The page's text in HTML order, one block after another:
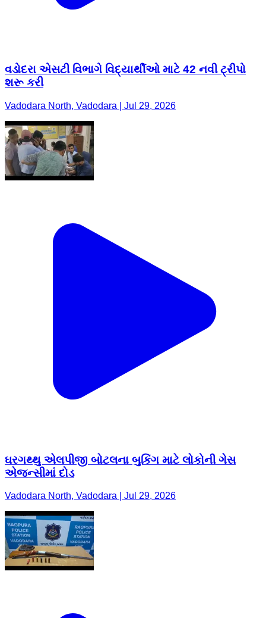
વડોદરા એસટી વિભાગે વિદ્યાર્થીઓ માટે 42 નવી ટ્રીપો
શરૂ કરી
Vadodara North, Vadodara | Jul 29, 2026
ઘરગથ્થુ એલપીજી બોટલના બુકિંગ માટે લોકોની ગેસ
એજન્સીમાં દોડ
Vadodara North, Vadodara | Jul 29, 2026